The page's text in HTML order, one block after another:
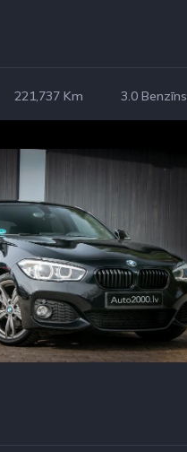
221,737 Km 3.0 Benzīns